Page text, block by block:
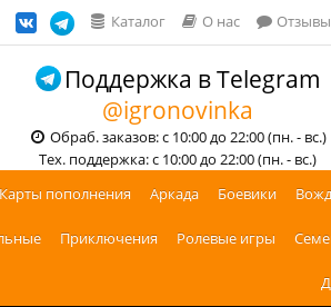
Каталог О нас Отзывы
Поддержка в Telegram
@igronovinka
Обраб. заказов: с 10:00 до 22:00 (пн. - вс.)
Тех. поддержка: с 10:00 до 22:00 (пн. - вс.)
Карты пополнения Аркада Боевики
Приключения Ролевые игры